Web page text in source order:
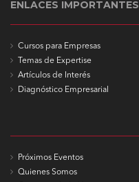
ENLACES IMPORTANTES
Cursos para Empresas
Temas de Expertise
Artículos de Interés
Diagnóstico Empresarial
Próximos Eventos
Quienes Somos